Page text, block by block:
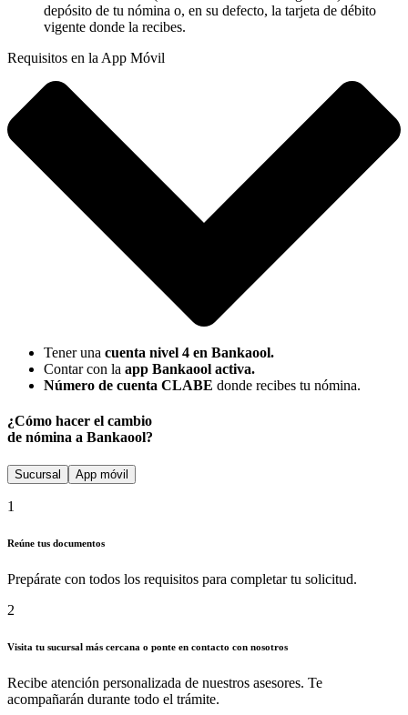
depósito de tu nómina o, en su defecto, la tarjeta de débito
vigente donde la recibes.
Requisitos en la App Móvil
Tener una cuenta nivel 4 en Bankaool.
Contar con la app Bankaool activa.
Número de cuenta CLABE donde recibes tu nómina.
¿Cómo hacer el cambio
de nómina a Bankaool?
Sucursal App móvil
1
Reúne tus documentos
Prepárate con todos los requisitos para completar tu solicitud.
2
Visita tu sucursal más cercana o ponte en contacto con nosotros
Recibe atención personalizada de nuestros asesores. Te
acompañarán durante todo el trámite.